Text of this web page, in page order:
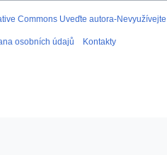
Commons Uveďte autora-
osobních údajů Kontakty